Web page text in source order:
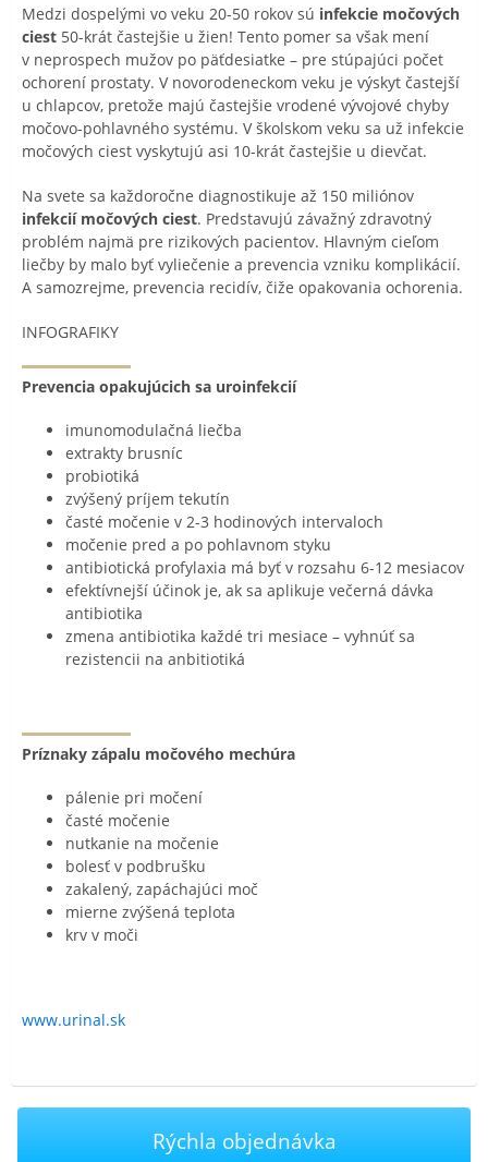
Medzi dospelými vo veku 20-50 rokov sú infekcie močových
ciest 50-krát častejšie u žien! Tento pomer sa však mení
v neprospech mužov po päťdesiatke – pre stúpajúci počet
ochorení prostaty. V novorodeneckom veku je výskyt častejší
u chlapcov, pretože majú častejšie vrodené vývojové chyby
močovo-pohlavného systému. V školskom veku sa už infekcie
močových ciest vyskytujú asi 10-krát častejšie u dievčat.
Na svete sa každoročne diagnostikuje až 150 miliónov
infekcií močových ciest. Predstavujú závažný zdravotný
problém najmä pre rizikových pacientov. Hlavným cieľom
liečby by malo byť vyliečenie a prevencia vzniku komplikácií.
A samozrejme, prevencia recidív, čiže opakovania ochorenia.
INFOGRAFIKY
Prevencia opakujúcich sa uroinfekcií
imunomodulačná liečba
extrakty brusníc
probiotiká
zvýšený príjem tekutín
časté močenie v 2-3 hodinových intervaloch
močenie pred a po pohlavnom styku
antibiotická profylaxia má byť v rozsahu 6-12 mesiacov
efektívnejší účinok je, ak sa aplikuje večerná dávka
antibiotika
zmena antibiotika každé tri mesiace – vyhnúť sa
rezistencii na anbitiotiká
Príznaky zápalu močového mechúra
pálenie pri močení
časté močenie
nutkanie na močenie
bolesť v podbrušku
zakalený, zapáchajúci moč
mierne zvýšená teplota
krv v moči
www.urinal.sk
Rýchla objednávka